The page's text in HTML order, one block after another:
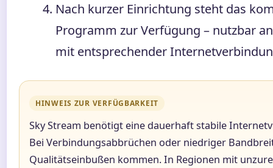
Nach kurzer Einrichtung steht das
Programm zur Verfügung – nutzbar
mit entsprechender
HINWEIS ZUR VERFÜGBARKEIT
Sky Stream benötigt eine dauerhaft stabile
Bei Verbindungsabbrüchen oder niedriger
Qualitätseinbußen kommen. In Regionen mit